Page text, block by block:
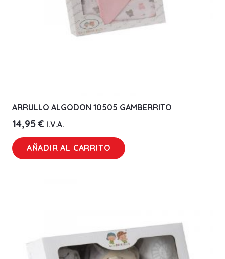
ARRULLO ALGODON 10505 GAMBERRITO
14,95€ I.V.A.
AÑADIR AL CARRITO